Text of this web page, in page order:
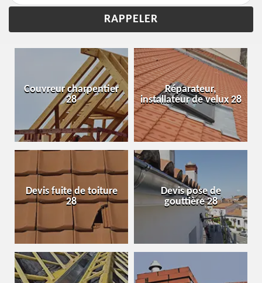
Couvreur charpentier
28
Réparateur,
installateur de velux 28
Devis fuite de toiture
28
Devis pose de
gouttière 28